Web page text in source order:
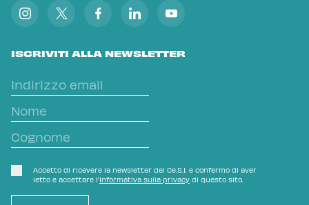
ISCRIVITI ALLA NEWSLETTER
Accetto di ricevere la newsletter del Ce.S.I. e confermo di aver
letto e accettare l'Informativa sulla privacy di questo sito.